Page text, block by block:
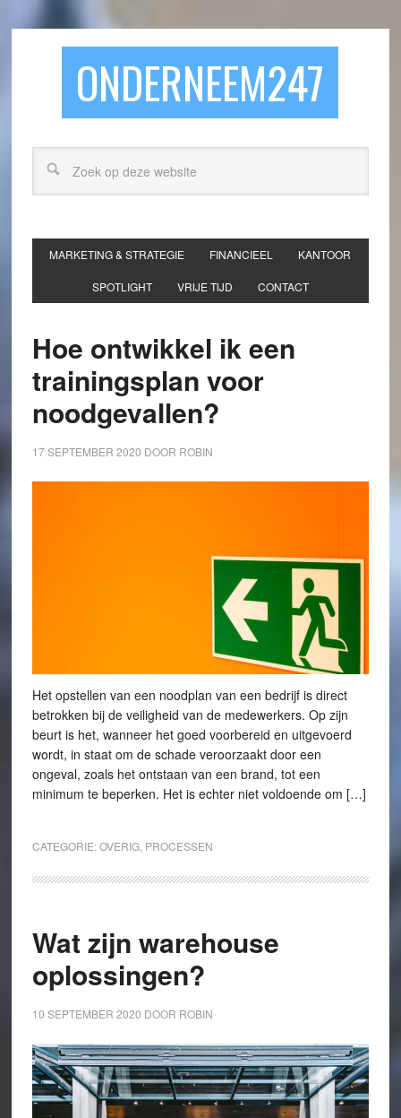
ONDERNEEM247
MARKETING & STRATEGIE FINANCIEEL KANTOOR
SPOTLIGHT VRIJE TIJD CONTACT
Hoe ontwikkel ik een
trainingsplan voor
noodgevallen?
17 SEPTEMBER 2020 DOOR ROBIN
Het opstellen van een noodplan van een bedrijf is direct
betrokken bij de veiligheid van de medewerkers. Op zijn
beurt is het, wanneer het goed voorbereid en uitgevoerd
wordt, in staat om de schade veroorzaakt door een
ongeval, zoals het ontstaan van een brand, tot een
minimum te beperken. Het is echter niet voldoende om […]
CATEGORIE:OVERIG, PROCESSEN
Wat zijn warehouse
oplossingen?
10 SEPTEMBER 2020 DOOR ROBIN